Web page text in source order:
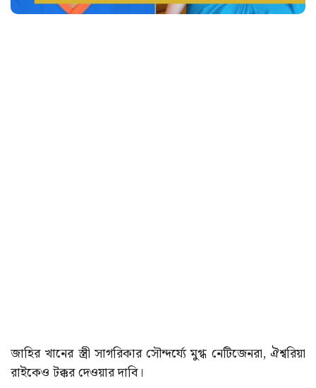
জাহির খানের স্ত্রী সাগরিকার সৌন্দর্য্যে মুগ্ধ নেটিজেনরা, ঐশ্বরিয়া
রাইকেও টক্কর দেওয়ার দাবি।